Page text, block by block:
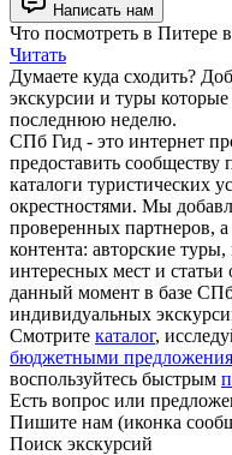
Написать нам
Что посмотреть в Питере в
Читать
Думаете куда сходить?
экскурсии и туры
последнюю неделю.
СПб Гид - это интернет
предоставить сообществу
каталоги туристических
окрестностями. Мы
проверенных партнеров,
контента: авторские
интересных мест и
данный момент в базе
индивидуальных
Смотрите каталог,
бюджетными
воспользуйтесь быстрым
Есть вопрос или
Пишите нам (иконка
Поиск экскурсий